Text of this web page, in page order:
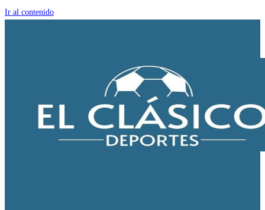
Ir al contenido